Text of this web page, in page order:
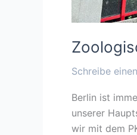
Schreibe
Berlin ist
unserer
wir mit dem